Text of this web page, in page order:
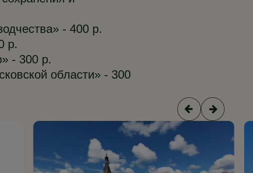
- 400 р.
р.
- 300 р.
области» - 300